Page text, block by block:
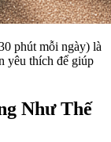
phút mỗi ngày) là
yêu thích để giúp
Như Thế